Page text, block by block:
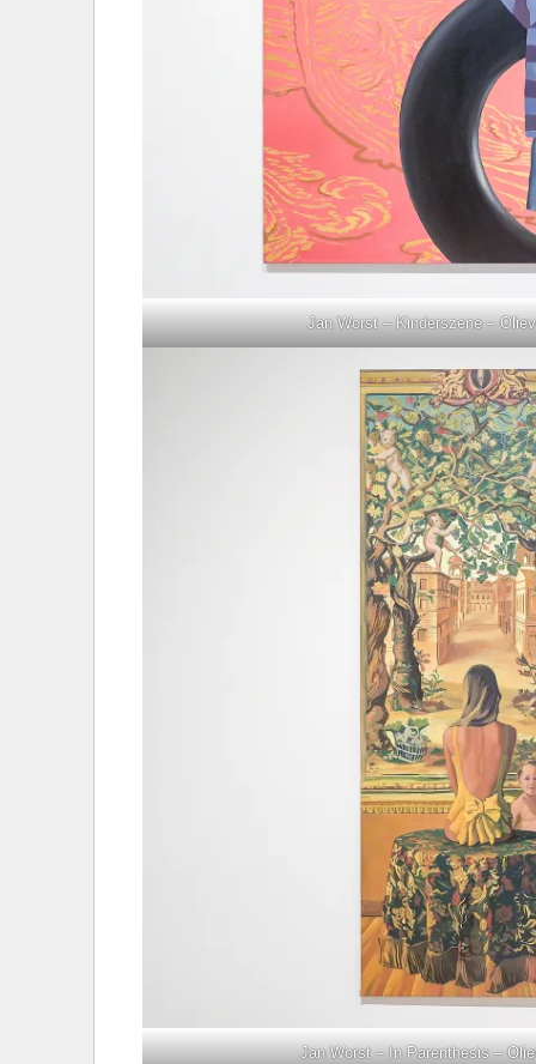
Jan Worst – Kinderszene –
Jan Worst – In Parenthesis –